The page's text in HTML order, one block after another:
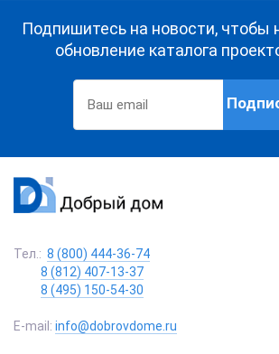
Подпишитесь на новости, чтобы
обновление каталога
Тел.: 8 (800) 444-36-74
8 (812) 407-13-37
8 (495) 150-54-30
E-mail: info@dobrovdome.ru